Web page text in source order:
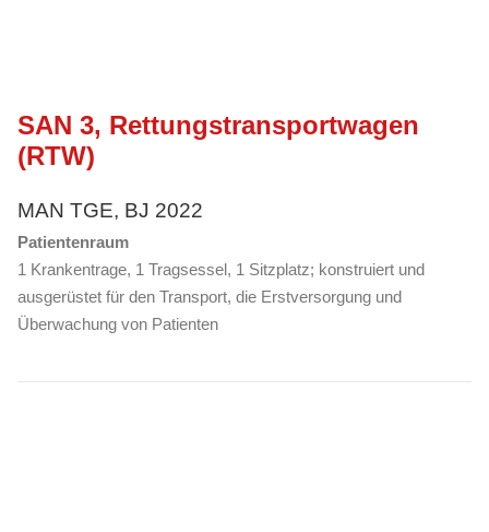
SAN 3, Rettungstransportwagen
(RTW)
MAN TGE, BJ 2022
Patientenraum
1 Krankentrage, 1 Tragsessel, 1 Sitzplatz; konstruiert und
ausgerüstet für den Transport, die Erstversorgung und
Überwachung von Patienten